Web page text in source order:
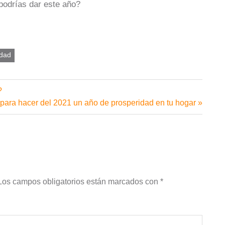
dar este año?
hacer del 2021 un año de prosperidad en tu hogar
campos obligatorios están marcados con *